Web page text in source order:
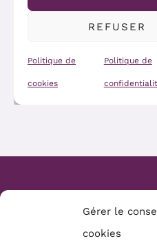
Gérer le
cookies
Website Création :
Copyright ©